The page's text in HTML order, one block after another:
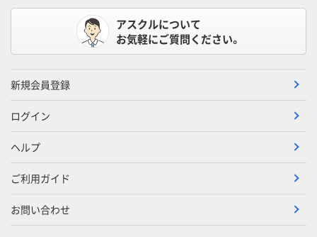
アスクルについて
お気軽にご質問ください。
新規会員登録
ログイン
ヘルプ
ご利用ガイド
お問い合わせ